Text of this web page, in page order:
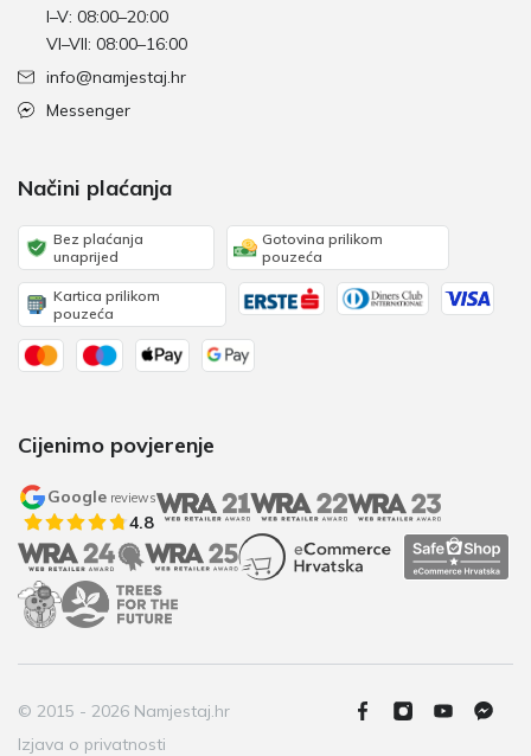
I–V: 08:00–20:00
VI–VII: 08:00–16:00
info@namjestaj.hr
Messenger
Načini plaćanja
Bez plaćanja
unaprijed
Gotovina prilikom
pouzeća
Kartica prilikom
pouzeća
Cijenimo povjerenje
Google reviews
4.8
© 2015 - 2026 Namjestaj.hr
Izjava o privatnosti